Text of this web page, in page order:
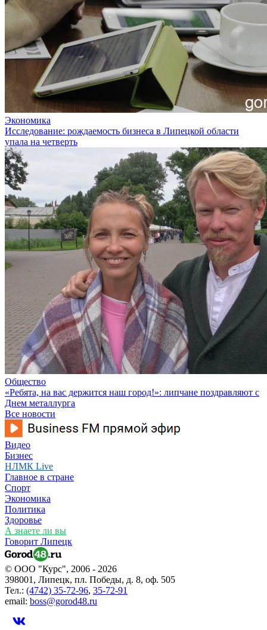
Экономика
Исследование: рождаемость бизнеса в Липецкой области
упала на четверть
Общество
«Ребята, на вас держится наш город!»: липчане поздравляют с
Днем металлурга
Все новости
Видео
Бизнес
НЛМК Live
Главное в стране
Спорт
Экономика
Политика
Здоровье
А знаете ли вы
Говорит Липецк
© ООО "Курс", 2006 - 2026
398001, Липецк, пл. Победы, д. 8, оф. 505
Тел.: (4742) 35-72-96, 35-72-91
email: boss@gorod48.ru